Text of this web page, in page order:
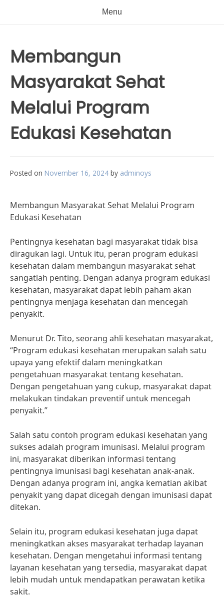
Menu
Membangun
Masyarakat Sehat
Melalui Program
Edukasi Kesehatan
Posted on November 16, 2024 by adminoys
Membangun Masyarakat Sehat Melalui Program
Edukasi Kesehatan
Pentingnya kesehatan bagi masyarakat tidak bisa
diragukan lagi. Untuk itu, peran program edukasi
kesehatan dalam membangun masyarakat sehat
sangatlah penting. Dengan adanya program edukasi
kesehatan, masyarakat dapat lebih paham akan
pentingnya menjaga kesehatan dan mencegah
penyakit.
Menurut Dr. Tito, seorang ahli kesehatan masyarakat,
“Program edukasi kesehatan merupakan salah satu
upaya yang efektif dalam meningkatkan
pengetahuan masyarakat tentang kesehatan.
Dengan pengetahuan yang cukup, masyarakat dapat
melakukan tindakan preventif untuk mencegah
penyakit.”
Salah satu contoh program edukasi kesehatan yang
sukses adalah program imunisasi. Melalui program
ini, masyarakat diberikan informasi tentang
pentingnya imunisasi bagi kesehatan anak-anak.
Dengan adanya program ini, angka kematian akibat
penyakit yang dapat dicegah dengan imunisasi dapat
ditekan.
Selain itu, program edukasi kesehatan juga dapat
meningkatkan akses masyarakat terhadap layanan
kesehatan. Dengan mengetahui informasi tentang
layanan kesehatan yang tersedia, masyarakat dapat
lebih mudah untuk mendapatkan perawatan ketika
sakit.